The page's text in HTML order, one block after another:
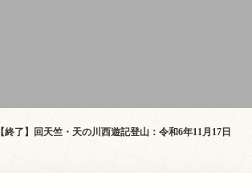
【終了】回天竺・天の川西遊記登山：令和6年11月17日